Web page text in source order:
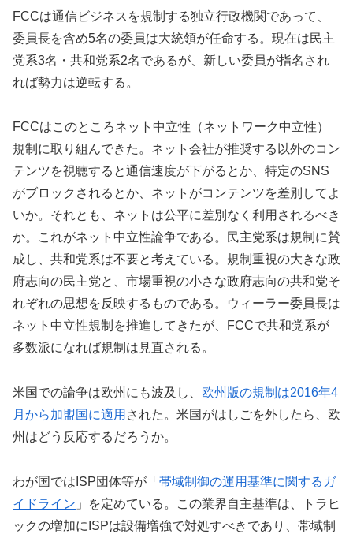
FCCは通信ビジネスを規制する独立行政機関であって、
委員長を含め5名の委員は大統領が任命する。現在は民主
党系3名・共和党系2名であるが、新しい委員が指名され
れば勢力は逆転する。
FCCはこのところネット中立性（ネットワーク中立性）
規制に取り組んできた。ネット会社が推奨する以外のコン
テンツを視聴すると通信速度が下がるとか、特定のSNS
がブロックされるとか、ネットがコンテンツを差別してよ
いか。それとも、ネットは公平に差別なく利用されるべき
か。これがネット中立性論争である。民主党系は規制に賛
成し、共和党系は不要と考えている。規制重視の大きな政
府志向の民主党と、市場重視の小さな政府志向の共和党そ
れぞれの思想を反映するものである。ウィーラー委員長は
ネット中立性規制を推進してきたが、FCCで共和党系が
多数派になれば規制は見直される。
米国での論争は欧州にも波及し、 欧州版の規制は2016年4
月から加盟国に適用 された。米国がはしごを外したら、欧
州はどう反応するだろうか。
わが国ではISP団体等が「 帯域制御の運用基準に関するガ
イドライン 」を定めている。この業界自主基準は、トラヒ
ックの増加にISPは設備増強で対処すべきであり、帯域制